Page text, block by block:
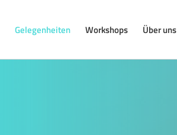
Gelegenheiten Workshops Über uns